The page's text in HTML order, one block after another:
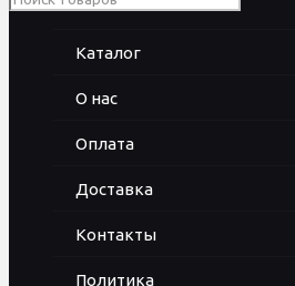
Каталог
О нас
Оплата
Доставка
Контакты
Политика